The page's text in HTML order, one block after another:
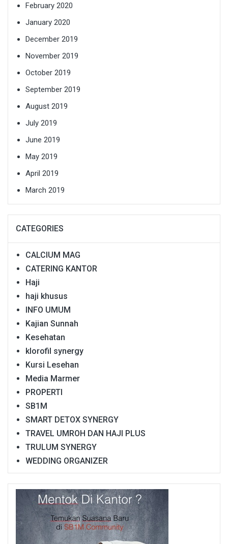
February 2020
January 2020
December 2019
November 2019
October 2019
September 2019
August 2019
July 2019
June 2019
May 2019
April 2019
March 2019
CATEGORIES
CALCIUM MAG
CATERING KANTOR
Haji
haji khusus
INFO UMUM
Kajian Sunnah
Kesehatan
klorofil synergy
Kursi Lesehan
Media Marmer
PROPERTI
SB1M
SMART DETOX SYNERGY
TRAVEL UMROH DAN HAJI PLUS
TRULUM SYNERGY
WEDDING ORGANIZER